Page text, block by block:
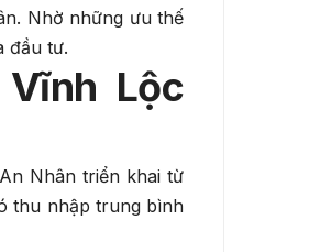
Nhờ những ưu thế
đầu tư.
Lộc
Nhân triển khai từ
thu nhập trung bình